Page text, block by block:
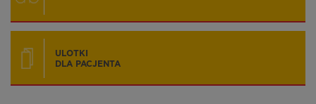
ULOTKI
DLA PACJENTA